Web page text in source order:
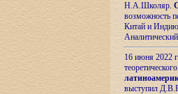
Н.А.Школяр.
возможность
Китай и
16 июня 2022
выступил